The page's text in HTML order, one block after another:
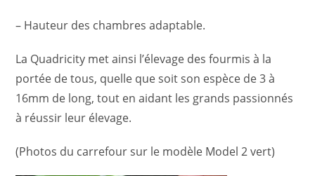
– Hauteur des chambres adaptable.
La Quadricity met ainsi l’élevage des fourmis à la
portée de tous, quelle que soit son espèce de 3 à
16mm de long, tout en aidant les grands passionnés
à réussir leur élevage.
(Photos du carrefour sur le modèle Model 2 vert)